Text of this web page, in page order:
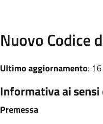
Nuovo Codice
Ultimo aggiornamento:
Informativa ai
Premessa